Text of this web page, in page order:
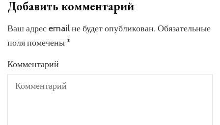
Добавить комментарий
Ваш адрес email не будет опубликован. Обязательные
поля помечены*
Комментарий